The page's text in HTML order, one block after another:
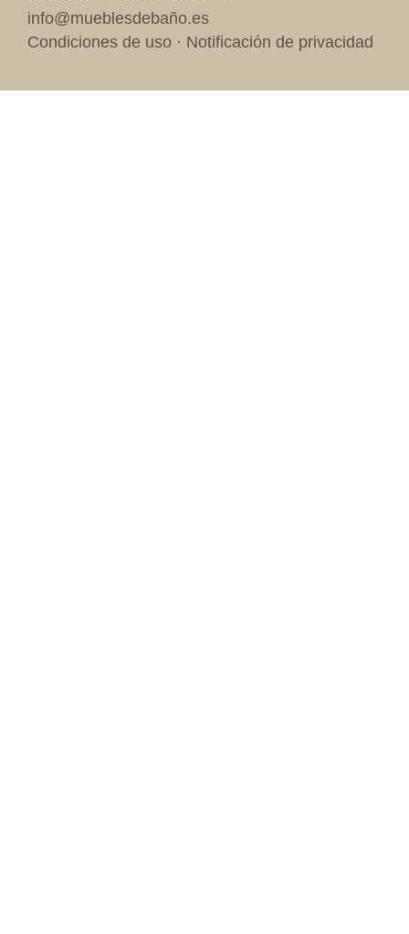
info@mueblesdebaño.es
Condiciones de uso · Notificación de privacidad